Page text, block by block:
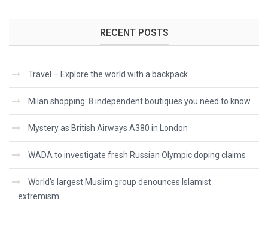
RECENT POSTS
Travel – Explore the world with a backpack
Milan shopping: 8 independent boutiques you need to know
Mystery as British Airways A380 in London
WADA to investigate fresh Russian Olympic doping claims
World’s largest Muslim group denounces Islamist
extremism